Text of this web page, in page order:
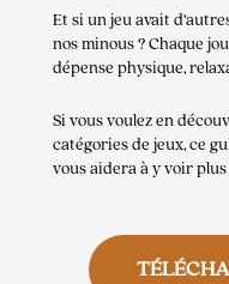
Et si un jeu avait
nos minous ? Chaque
dépense physique,
Si vous voulez en
catégories de jeux, ce
vous aidera à y voir